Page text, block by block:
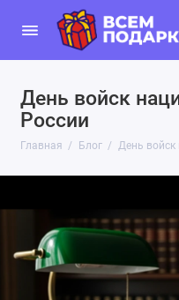
День войск
России
Главная Блог День войск